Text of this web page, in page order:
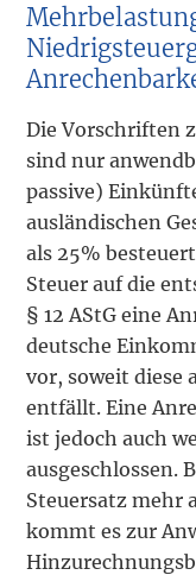
Die Vorschriften
sind nur
passive)
ausländischen
als 25%
Steuer auf die
§ 12 AStG eine
deutsche
vor, soweit diese
entfällt. Eine
ist jedoch auch
ausgeschlossen.
Steuersatz mehr
kommt es zur